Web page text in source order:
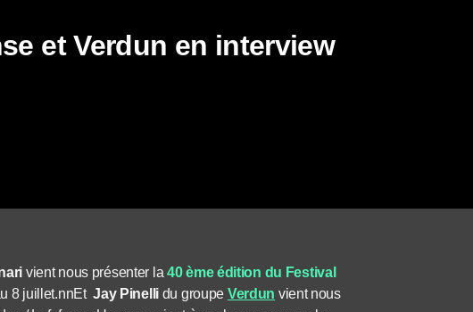
et Verdun en interview
vient nous présenter la 40 ème édition du Festival
8 juillet.nnEtJay Pinellidu groupe Verdun vient nous